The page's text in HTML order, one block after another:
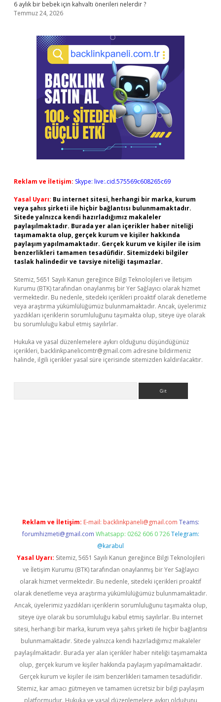
6 aylık bir bebek için kahvaltı önerileri nelerdir ?
Temmuz 24, 2026
Reklam ve İletişim: Skype: live:.cid.575569c608265c69
Yasal Uyarı: Bu internet sitesi, herhangi bir marka, kurum
veya şahıs şirketi ile hiçbir bağlantısı bulunmamaktadır.
Sitede yalnızca kendi hazırladığımız makaleler
paylaşılmaktadır. Burada yer alan içerikler haber niteliği
taşımamakta olup, gerçek kurum ve kişiler hakkında
paylaşım yapılmamaktadır. Gerçek kurum ve kişiler ile isim
benzerlikleri tamamen tesadüfidir. Sitemizdeki bilgiler
taslak halindedir ve tavsiye niteliği taşımazlar.
Sitemiz, 5651 Sayılı Kanun gereğince Bilgi Teknolojileri ve İletişim
Kurumu (BTK) tarafından onaylanmış bir Yer Sağlayıcı olarak hizmet
vermektedir. Bu nedenle, sitedeki içerikleri proaktif olarak denetleme
veya araştırma yükümlülüğümüz bulunmamaktadır. Ancak, üyelerimiz
yazdıkları içeriklerin sorumluluğunu taşımakta olup, siteye üye olarak
bu sorumluluğu kabul etmiş sayılırlar.
Hukuka ve yasal düzenlemelere aykırı olduğunu düşündüğünüz
içerikleri, backlinkpanelicomtr@gmail.com adresine bildirmeniz
halinde, ilgili içerikler yasal süre içerisinde sitemizden kaldırılacaktır.
Reklam ve İletişim: E-mail: backlinkpaneli@gmail.com Teams:
forumhizmeti@gmail.com Whatsapp: 0262 606 0 726 Telegram:
@karabul
Yasal Uyarı: Sitemiz, 5651 Sayılı Kanun gereğince Bilgi Teknolojileri
ve İletişim Kurumu (BTK) tarafından onaylanmış bir Yer Sağlayıcı
olarak hizmet vermektedir. Bu nedenle, sitedeki içerikleri proaktif
olarak denetleme veya araştırma yükümlülüğümüz bulunmamaktadır.
Ancak, üyelerimiz yazdıkları içeriklerin sorumluluğunu taşımakta olup,
siteye üye olarak bu sorumluluğu kabul etmiş sayılırlar. Bu internet
sitesi, herhangi bir marka, kurum veya şahıs şirketi ile hiçbir bağlantısı
bulunmamaktadır. Sitede yalnızca kendi hazırladığımız makaleler
paylaşılmaktadır. Burada yer alan içerikler haber niteliği taşımamakta
olup, gerçek kurum ve kişiler hakkında paylaşım yapılmamaktadır.
Gerçek kurum ve kişiler ile isim benzerlikleri tamamen tesadüfidir.
Sitemiz, kar amacı gütmeyen ve tamamen ücretsiz bir bilgi paylaşım
platformudur. Hukuka ve yasal düzenlemelere aykırı olduğunu